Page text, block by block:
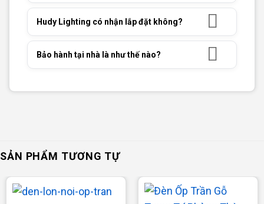
Hudy Lighting có nhận lắp đặt không?
Bảo hành tại nhà là như thế nào?
SẢN PHẨM TƯƠNG TỰ